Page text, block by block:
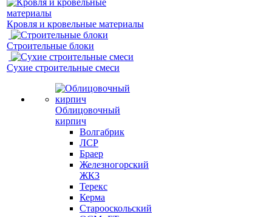
Кровля и кровельные материалы
Строительные блоки
Сухие строительные смеси
Облицовочный
кирпич
Волгабрик
ЛСР
Браер
Железногорский
ЖКЗ
Терекс
Керма
Старооскольский